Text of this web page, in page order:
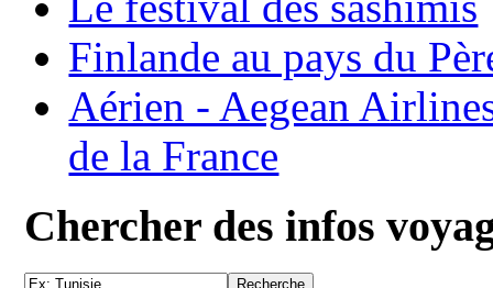
Finlande au pays du
Aérien - Aegean
de la France
Chercher des infos